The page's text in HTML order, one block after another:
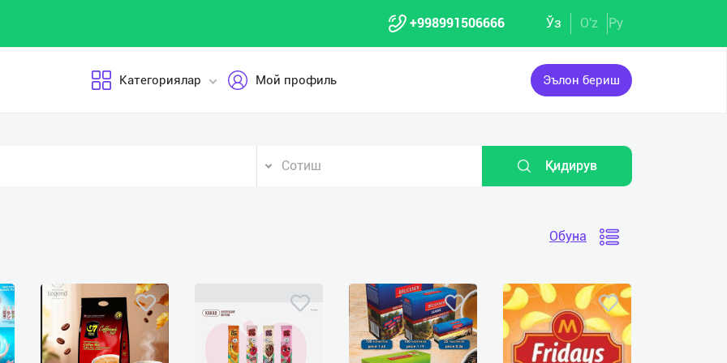
+998991506666 Ўз O'z Ру
Эълон бериш
Категориялар Мой профиль
Сотиш Қидирув
Обуна